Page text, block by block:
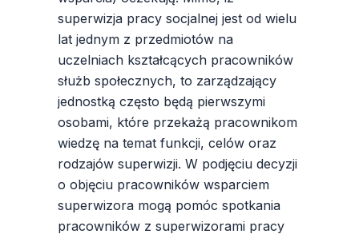
superwizja pracy socjalnej jest od wielu
lat jednym z przedmiotów na
uczelniach kształcących pracowników
służb społecznych, to zarządzający
jednostką często będą pierwszymi
osobami, które przekażą pracownikom
wiedzę na temat funkcji, celów oraz
rodzajów superwizji. W podjęciu decyzji
o objęciu pracowników wsparciem
superwizora mogą pomóc spotkania
pracowników z superwizorami pracy